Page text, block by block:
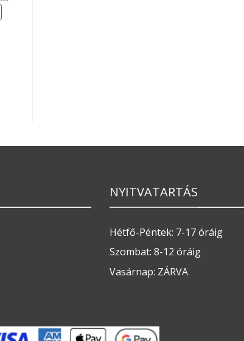
NYITVATARTÁS
Hétfő-Péntek: 7-17 óráig
Szombat: 8-12 óráig
Vasárnap: ZÁRVA